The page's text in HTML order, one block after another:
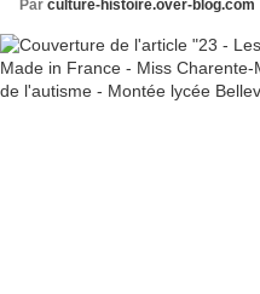
Par culture-histoire.over-blog.com